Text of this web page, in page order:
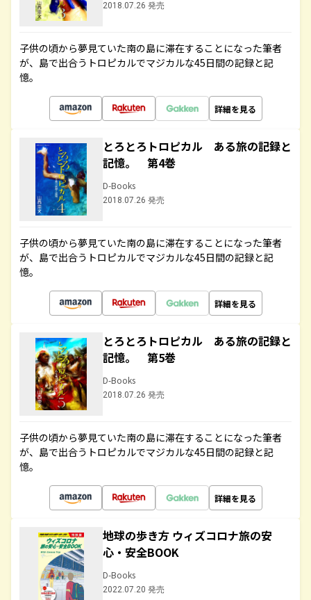
2018.07.26 発売
子供の頃から夢見ていた南の島に滞在することになった筆者
が、島で出合うトロピカルでマジカルな45日間の記録と記
憶。
詳細を見る
とろとろトロピカル ある旅の記録と
記憶。 第4巻
D-Books
2018.07.26 発売
子供の頃から夢見ていた南の島に滞在することになった筆者
が、島で出合うトロピカルでマジカルな45日間の記録と記
憶。
詳細を見る
とろとろトロピカル ある旅の記録と
記憶。 第5巻
D-Books
2018.07.26 発売
子供の頃から夢見ていた南の島に滞在することになった筆者
が、島で出合うトロピカルでマジカルな45日間の記録と記
憶。
詳細を見る
地球の歩き方 ウィズコロナ旅の安
心・安全BOOK
D-Books
2022.07.20 発売